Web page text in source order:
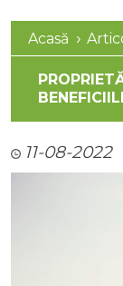
Acasă
11-08-2022